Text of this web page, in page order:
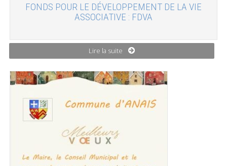
FONDS POUR LE DÉVELOPPEMENT DE LA VIE
ASSOCIATIVE : FDVA
Lire la suite